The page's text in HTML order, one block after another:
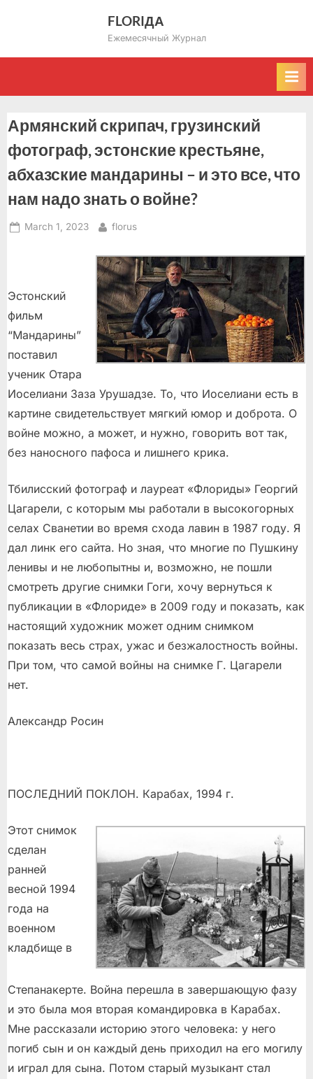
FLORIДА
Ежемесячный Журнал
Армянский скрипач, грузинский
фотограф, эстонские крестьяне,
абхазские мандарины – и это все, что
нам надо знать о войне?
Posted
March 1, 2023 By
florus
Эстонский
фильм
“Мандарины”
поставил
ученик Отара
Иоселиани Заза Урушадзе. То, что Иоселиани есть в
картине свидетельствует мягкий юмор и доброта. О
войне можно, а может, и нужно, говорить вот так,
без наносного пафоса и лишнего крика.
Тбилисский фотограф и лауреат «Флориды» Георгий
Цагарели, с которым мы работали в высокогорных
селах Сванетии во время схода лавин в 1987 году. Я
дал линк его сайта. Но зная, что многие по Пушкину
ленивы и не любопытны и, возможно, не пошли
смотреть другие снимки Гоги, хочу вернуться к
публикации в «Флориде» в 2009 году и показать, как
настоящий художник может одним снимком
показать весь страх, ужас и безжалостность войны.
При том, что самой войны на снимке Г. Цагарели
нет.
Александр Росин
ПОСЛЕДНИЙ ПОКЛОН. Карабах, 1994 г.
Этот снимок
сделан
ранней
весной 1994
года на
военном
кладбище в
Степанакерте. Война перешла в завершающую фазу
и это была моя вторая командировка в Карабах.
Мне рассказали историю этого человека: у него
погиб сын и он каждый день приходил на его могилу
и играл для сына. Потом старый музыкант стал